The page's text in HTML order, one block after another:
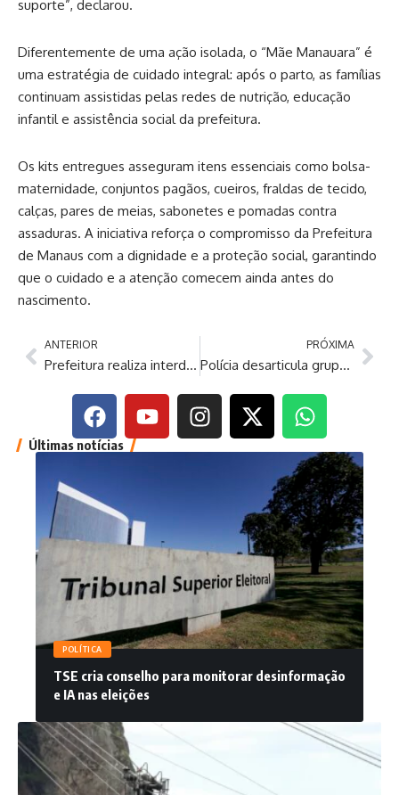
suporte”, declarou.
Diferentemente de uma ação isolada, o “Mãe Manauara” é
uma estratégia de cuidado integral: após o parto, as famílias
continuam assistidas pelas redes de nutrição, educação
infantil e assistência social da prefeitura.
Os kits entregues asseguram itens essenciais como bolsa-
maternidade, conjuntos pagãos, cueiros, fraldas de tecido,
calças, pares de meias, sabonetes e pomadas contra
assaduras. A iniciativa reforça o compromisso da Prefeitura
de Manaus com a dignidade e a proteção social, garantindo
que o cuidado e a atenção comecem ainda antes do
nascimento.
ANTERIOR
Prefeitura realiza interdição parcial na avenida Coronel Teixeira para avanço das obras do complexo viário Passarão
PRÓXIMA
Polícia desarticula grupo criminoso por exploração de animais silvestres e maus-tratos
Últimas notícias
POLÍTICA
TSE cria conselho para monitorar desinformação
e IA nas eleições